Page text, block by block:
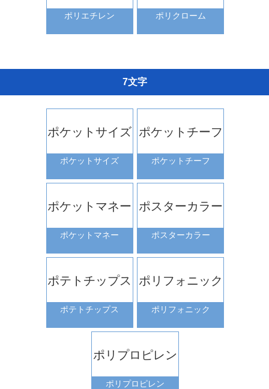
ポリエチレン ポリクローム
7文字
ポケットサイズ
ポケットサイズ
ポケットチーフ
ポケットチーフ
ポケットマネー
ポケットマネー
ポスターカラー
ポスターカラー
ポテトチップス
ポテトチップス
ポリフォニック
ポリフォニック
ポリプロピレン
ポリプロピレン